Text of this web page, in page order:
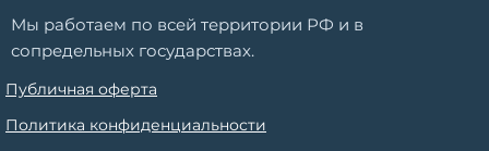
Мы работаем по всей территории РФ и в
сопредельных государствах.
Публичная оферта
Политика конфиденциальности